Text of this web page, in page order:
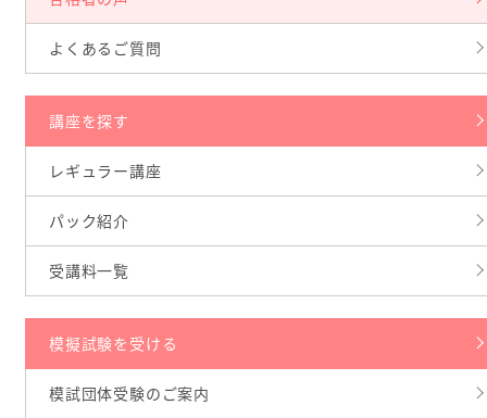
よくあるご質問
講座を探す
レギュラー講座
パック紹介
受講料一覧
模擬試験を受ける
模試団体受験のご案内